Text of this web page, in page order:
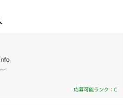
広瀬通」駅 徒歩4分
青葉通一番町」駅 徒歩4分
ー研修、IT技術者研修、社内
務研修）
管理)システム 2.個別業
・電力業向けシステム ・テ
ーリース店向けシステム ・
ムウェア
他） 1.車載機器内蔵のシ
(自動料金収受システム-AFC
開発
応募可能ランク：C